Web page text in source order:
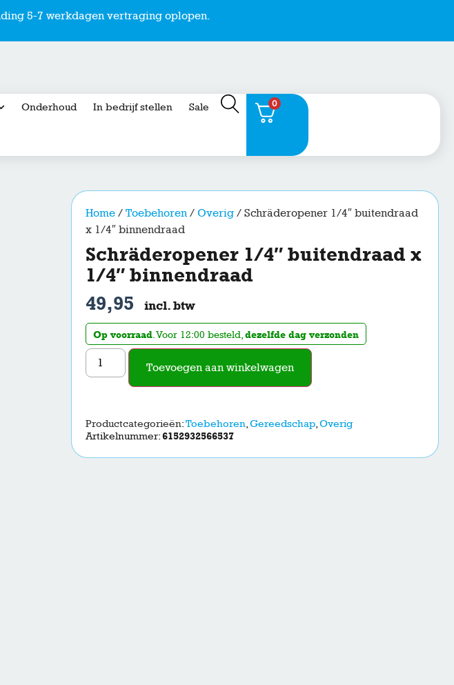
5-7 werkdagen vertraging oplopen.
Onderhoud In bedrijf stellen Sale 0
Home / Toebehoren/ Overig / Schräderopener 1/4″ buitendraad
x 1/4″ binnendraad
Schräderopener 1/4″ buitendraad x
1/4″ binnendraad
49,95
incl. btw
Op voorraad . Voor 12:00 besteld, dezelfde dag verzonden
Toevoegen aan winkelwagen
Productcategorieën:Toebehoren Gereedschap Overig
Artikelnummer:6152932566537